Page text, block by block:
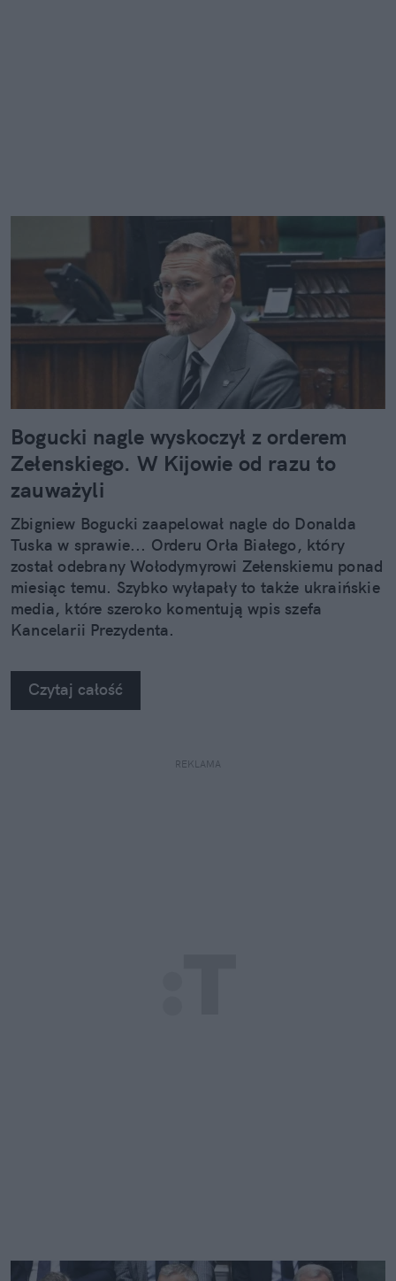
Bogucki nagle wyskoczył z orderem
Zełenskiego. W Kijowie od razu to
zauważyli
Zbigniew Bogucki zaapelował nagle do Donalda
Tuska w sprawie... Orderu Orła Białego, który
został odebrany Wołodymyrowi Zełenskiemu ponad
miesiąc temu. Szybko wyłapały to także ukraińskie
media, które szeroko komentują wpis szefa
Kancelarii Prezydenta.
Czytaj całość
REKLAMA